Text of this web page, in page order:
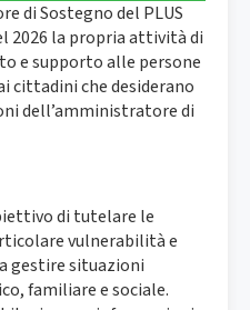
di Sostegno del PLUS
2026 la propria attività di
e supporto alle persone
cittadini che desiderano
dell’amministratore di
di tutelare le
vulnerabilità e
gestire situazioni
familiare e sociale.​​